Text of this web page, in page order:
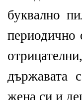
буквално
периодично
държавата
жена си и